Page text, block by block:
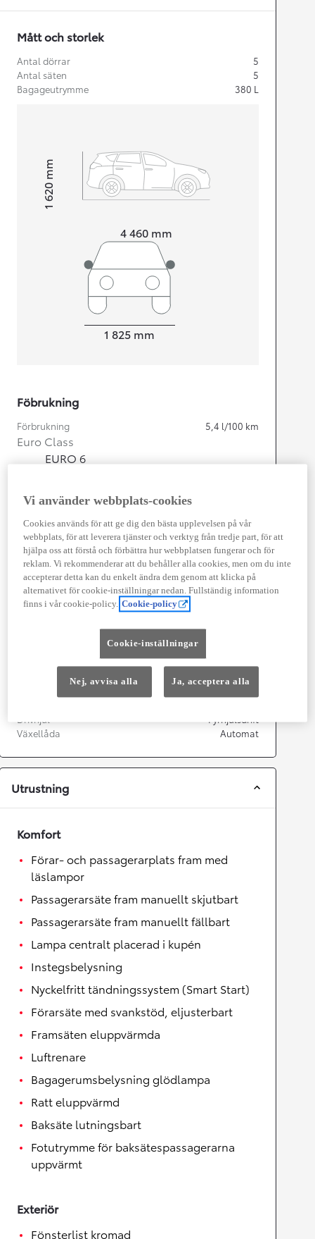
Mått och storlek
Antal dörrar
5
Antal säten
5
Bagageutrymme
380 L
4 460 mm
Height1 620
mm
1 825 mm
Föbrukning
Förbrukning 5,4 l/100 km
Euro Class
EURO 6
Motor
Cylindrar
4
Kapacitet
1 987 cc
Effekt
145 kw (197 hk)
Växellåda
Drivhjul
Fyrhjulsdrift
Växellåda
Automat
Utrustning
Komfort
Förar- och passagerarplats fram med
läslampor
Passagerarsäte fram manuellt skjutbart
Passagerarsäte fram manuellt fällbart
Lampa centralt placerad i kupén
Instegsbelysning
Nyckelfritt tändningssystem (Smart Start)
Förarsäte med svankstöd, eljusterbart
Framsäten eluppvärmda
Luftrenare
Bagagerumsbelysning glödlampa
Ratt eluppvärmd
Baksäte lutningsbart
Fotutrymme för baksätespassagerarna
uppvärmt
Exteriör
Fönsterlist kromad
Vi använder webbplats-cookies
Cookies används för att ge dig den bästa upplevelsen på vår
webbplats, för att leverera tjänster och verktyg från tredje part, för att
hjälpa oss att förstå och förbättra hur webbplatsen fungerar och för
reklam. Vi rekommenderar att du behåller alla cookies, men om du inte
accepterar detta kan du enkelt ändra dem genom att klicka på
alternativet för cookie-inställningar nedan. Fullständig information
finns i vår cookie-policy. Cookie-policy
Cookie-inställningar
Nej, avvisa alla Ja, acceptera alla